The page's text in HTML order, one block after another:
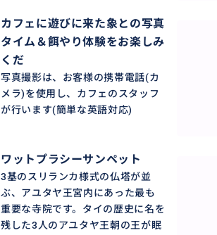
カフェに遊びに来た象との写真
タイム＆餌やり体験をお楽しみ
くだ
写真撮影は、お客様の携帯電話(カ
メラ)を使用し、カフェのスタッフ
が行います(簡単な英語対応)
ワットプラシーサンペット
3基のスリランカ様式の仏塔が並
ぶ、アユタヤ王宮内にあった最も
重要な寺院です。タイの歴史に名を
残した3人のアユタヤ王朝の王が眠